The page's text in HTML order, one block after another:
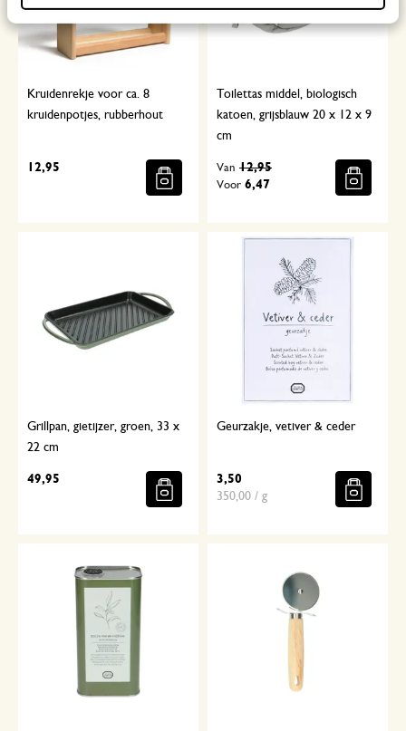
Kruidenrekje voor ca. 8
kruidenpotjes, rubberhout
12,95
Toilettas middel, biologisch
katoen, grijsblauw 20 x 12 x 9
cm
Voor 6,47
Van 12,95
Grillpan, gietijzer, groen, 33 x
22 cm
49,95
Geurzakje, vetiver & ceder
3,50
350,00 / g